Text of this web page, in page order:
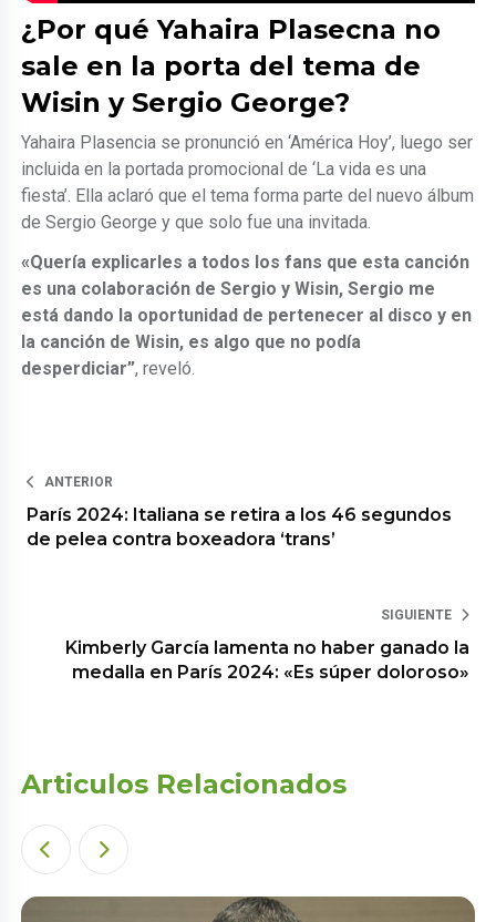
¿Por qué Yahaira Plasecna no
sale en la porta del tema de
Wisin y Sergio George?
Yahaira Plasencia se pronunció en ‘América Hoy’, luego ser
incluida en la portada promocional de ‘La vida es una
fiesta’. Ella aclaró que el tema forma parte del nuevo álbum
de Sergio George y que solo fue una invitada.
«Quería explicarles a todos los fans que esta canción
es una colaboración de Sergio y Wisin, Sergio me
está dando la oportunidad de pertenecer al disco y en
la canción de Wisin, es algo que no podía
desperdiciar”, reveló.
ANTERIOR
París 2024: Italiana se retira a los 46 segundos
de pelea contra boxeadora ‘trans’
SIGUIENTE
Kimberly García lamenta no haber ganado la
medalla en París 2024: «Es súper doloroso»
Articulos Relacionados